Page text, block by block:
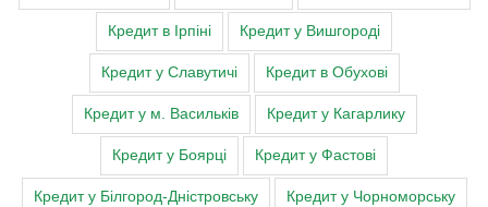
Кредит в Ірпіні Кредит у Вишгороді
Кредит у Славутичі Кредит в Обухові
Кредит у м. Васильків Кредит у Кагарлику
Кредит у Боярці Кредит у Фастові
Кредит у Білгород-Дністровську Кредит у Чорноморську